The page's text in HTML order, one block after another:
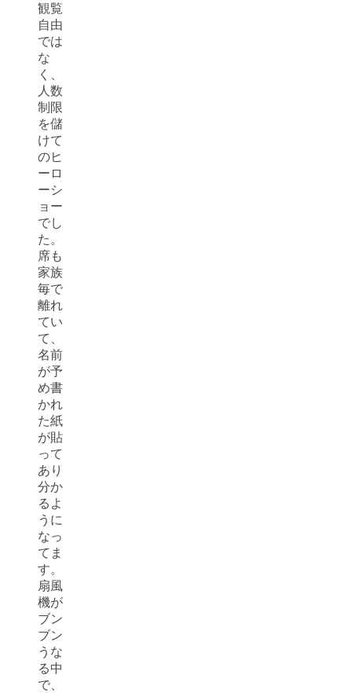
観覧
自由
では
な
く、
人数
制限
を儲
けて
のヒ
ーロ
ーシ
ョー
でし
た。
席も
家族
毎で
離れ
てい
て、
名前
が予
め書
かれ
た紙
が貼
って
あり
分か
るよ
うに
なっ
てま
す。
扇風
機が
ブン
ブン
うな
る中
で、